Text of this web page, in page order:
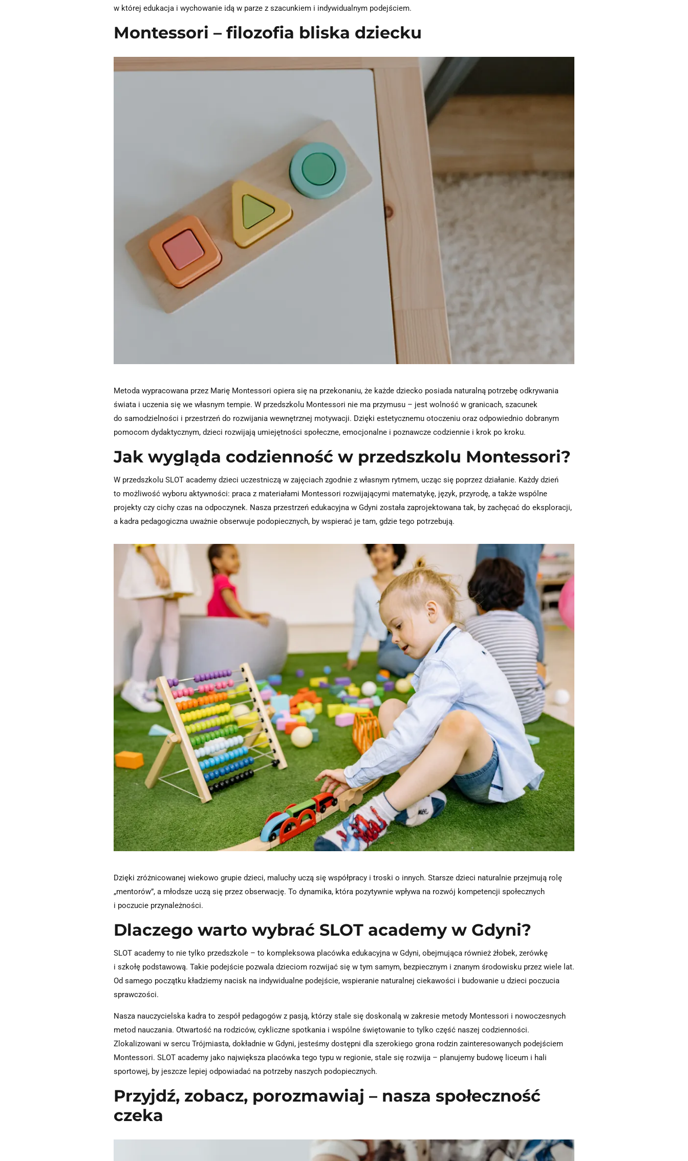
w której edukacja i wychowanie idą w parze z szacunkiem i indywidualnym podejściem.
Montessori – filozofia bliska dziecku
Metoda wypracowana przez Marię Montessori opiera się na przekonaniu, że każde dziecko posiada naturalną potrzebę odkrywania
świata i uczenia się we własnym tempie. W przedszkolu Montessori nie ma przymusu – jest wolność w granicach, szacunek
do samodzielności i przestrzeń do rozwijania wewnętrznej motywacji. Dzięki estetycznemu otoczeniu oraz odpowiednio dobranym
pomocom dydaktycznym, dzieci rozwijają umiejętności społeczne, emocjonalne i poznawcze codziennie i krok po kroku.
Jak wygląda codzienność w przedszkolu Montessori?
W przedszkolu SLOT academy dzieci uczestniczą w zajęciach zgodnie z własnym rytmem, ucząc się poprzez działanie. Każdy dzień
to możliwość wyboru aktywności: praca z materiałami Montessori rozwijającymi matematykę, język, przyrodę, a także wspólne
projekty czy cichy czas na odpoczynek. Nasza przestrzeń edukacyjna w Gdyni została zaprojektowana tak, by zachęcać do eksploracji,
a kadra pedagogiczna uważnie obserwuje podopiecznych, by wspierać je tam, gdzie tego potrzebują.
Dzięki zróżnicowanej wiekowo grupie dzieci, maluchy uczą się współpracy i troski o innych. Starsze dzieci naturalnie przejmują rolę
„mentorów”, a młodsze uczą się przez obserwację. To dynamika, która pozytywnie wpływa na rozwój kompetencji społecznych
i poczucie przynależności.
Dlaczego warto wybrać SLOT academy w Gdyni?
SLOT academy to nie tylko przedszkole – to kompleksowa placówka edukacyjna w Gdyni, obejmująca również żłobek, zerówkę
i szkołę podstawową. Takie podejście pozwala dzieciom rozwijać się w tym samym, bezpiecznym i znanym środowisku przez wiele lat.
Od samego początku kładziemy nacisk na indywidualne podejście, wspieranie naturalnej ciekawości i budowanie u dzieci poczucia
sprawczości.
Nasza nauczycielska kadra to zespół pedagogów z pasją, którzy stale się doskonalą w zakresie metody Montessori i nowoczesnych
metod nauczania. Otwartość na rodziców, cykliczne spotkania i wspólne świętowanie to tylko część naszej codzienności.
Zlokalizowani w sercu Trójmiasta, dokładnie w Gdyni, jesteśmy dostępni dla szerokiego grona rodzin zainteresowanych podejściem
Montessori. SLOT academy jako największa placówka tego typu w regionie, stale się rozwija – planujemy budowę liceum i hali
sportowej, by jeszcze lepiej odpowiadać na potrzeby naszych podopiecznych.
Przyjdź, zobacz, porozmawiaj – nasza społeczność
czeka